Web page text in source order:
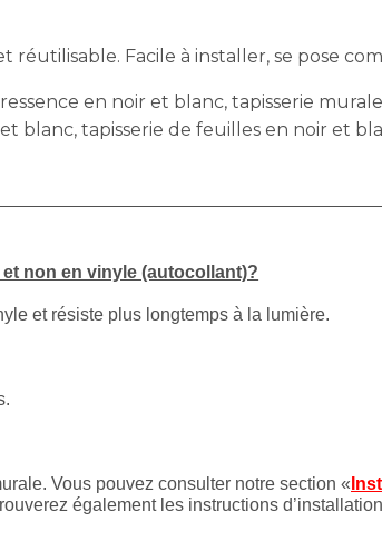
réutilisable. Facile à installer, se pose
en noir et blanc, tapisserie
blanc, tapisserie de feuilles en noir et
non en vinyle (autocollant)?
et résiste plus longtemps à la lumière.
Vous pouvez consulter notre section «
également les instructions